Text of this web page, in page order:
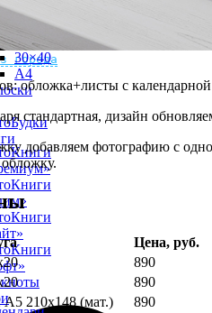
по всему миру
города
20×20
20×30
30×30
30×40
A4
обложка+листы с календарной
стандартная, дизайн
добавляем фотографию с
Цена, руб.
890
890
А5 210х148 (мат.)
890